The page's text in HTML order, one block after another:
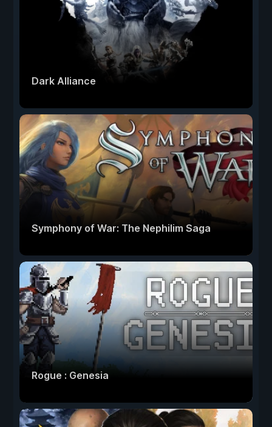
Dark Alliance
Symphony of War: The Nephilim Saga
Rogue : Genesia